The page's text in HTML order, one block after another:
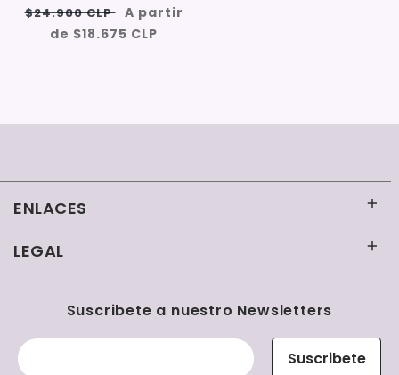
Precio
habitual
$24.900 CLP Oferta:
{{
A partir
de $18.675 CLP
ENLACES
Inicio
Uniformes Clínicos Mujer
LEGAL
Términos y condiciones
Políticas de reembolso
Suscribete a nuestro Newsletters
Suscribete